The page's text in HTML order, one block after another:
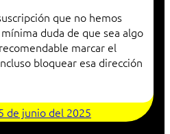
que no hemos
duda de que sea algo
marcar el
bloquear esa dirección
de junio del 2025